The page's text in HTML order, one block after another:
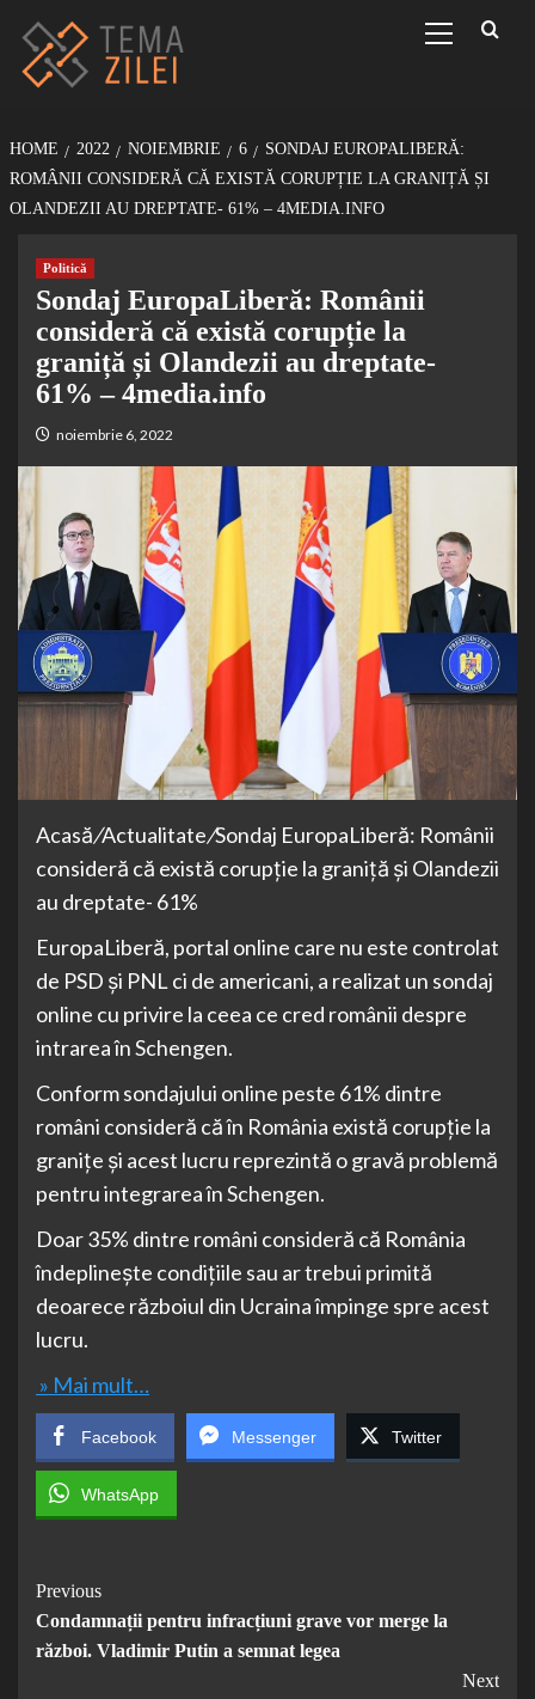
conținut
Menu
HOME 2022 NOIEMBRIE 6
SONDAJ EUROPALIBERĂ:
ROMÂNII CONSIDERĂ CĂ EXISTĂ CORUPȚIE LA GRANIȚĂ ȘI
OLANDEZII AU DREPTATE- 61% – 4MEDIA.INFO
Politică
Sondaj EuropaLiberă: Românii
consideră că există corupție la
graniță și Olandezii au dreptate-
61% – 4media.info
noiembrie 6, 2022
Acasă/Actualitate/Sondaj EuropaLiberă: Românii
consideră că există corupție la graniță și Olandezii
au dreptate- 61%
EuropaLiberă, portal online care nu este controlat
de PSD și PNL ci de americani, a realizat un sondaj
online cu privire la ceea ce cred românii despre
intrarea în Schengen.
Conform sondajului online peste 61% dintre
români consideră că în România există corupție la
granițe și acest lucru reprezintă o gravă problemă
pentru integrarea în Schengen.
Doar 35% dintre români consideră că România
îndeplinește condițiile sau ar trebui primită
deoarece războiul din Ucraina împinge spre acest
lucru.
» Mai mult…
Facebook Messenger Twitter
WhatsApp
Post
Navigation
Previous
Condamnații pentru infracțiuni grave vor merge la
război. Vladimir Putin a semnat legea
Next